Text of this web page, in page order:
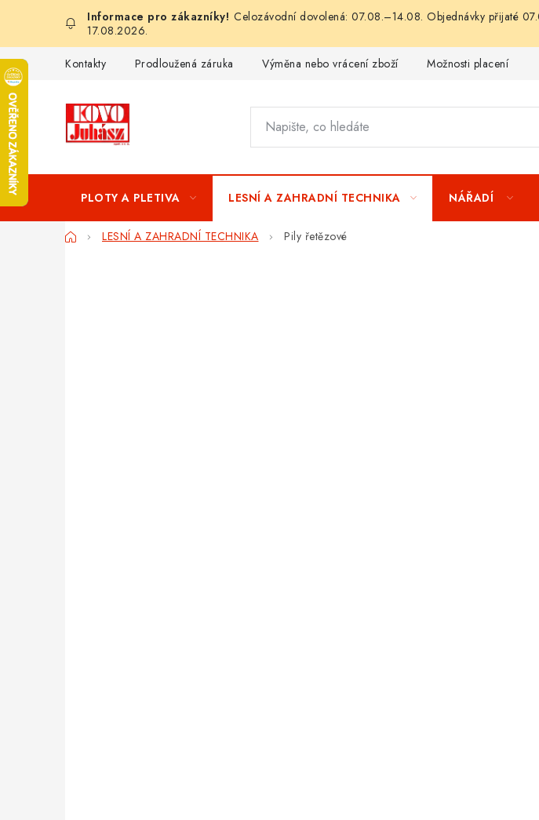
obsah
Celozávodní dovolená: 07.08.–14.08. Objednávky přijaté
17.08.2026.
Kontakty Prodloužená záruka Výměna nebo vrácení zboží Možnosti placení
PLOTY A PLETIVA LESNÍ A ZAHRADNÍ TECHNIKA NÁŘADÍ
DomůLESNÍ A ZAHRADNÍ TECHNIKA Pily řetězové